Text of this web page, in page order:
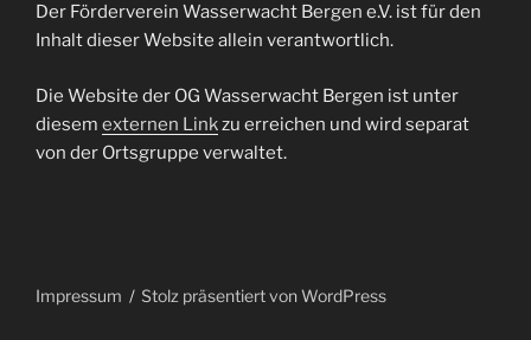
Der Förderverein Wasserwacht Bergen e.V. ist für den
Inhalt dieser Website allein verantwortlich.
Die Website der OG Wasserwacht Bergen ist unter
diesem externen Linkzu erreichen und wird separat
von der Ortsgruppe verwaltet.
Impressum Stolz präsentiert von WordPress